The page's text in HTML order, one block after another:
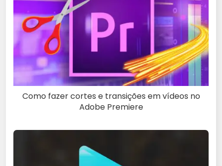
Como fazer cortes e transições em vídeos no
Adobe Premiere